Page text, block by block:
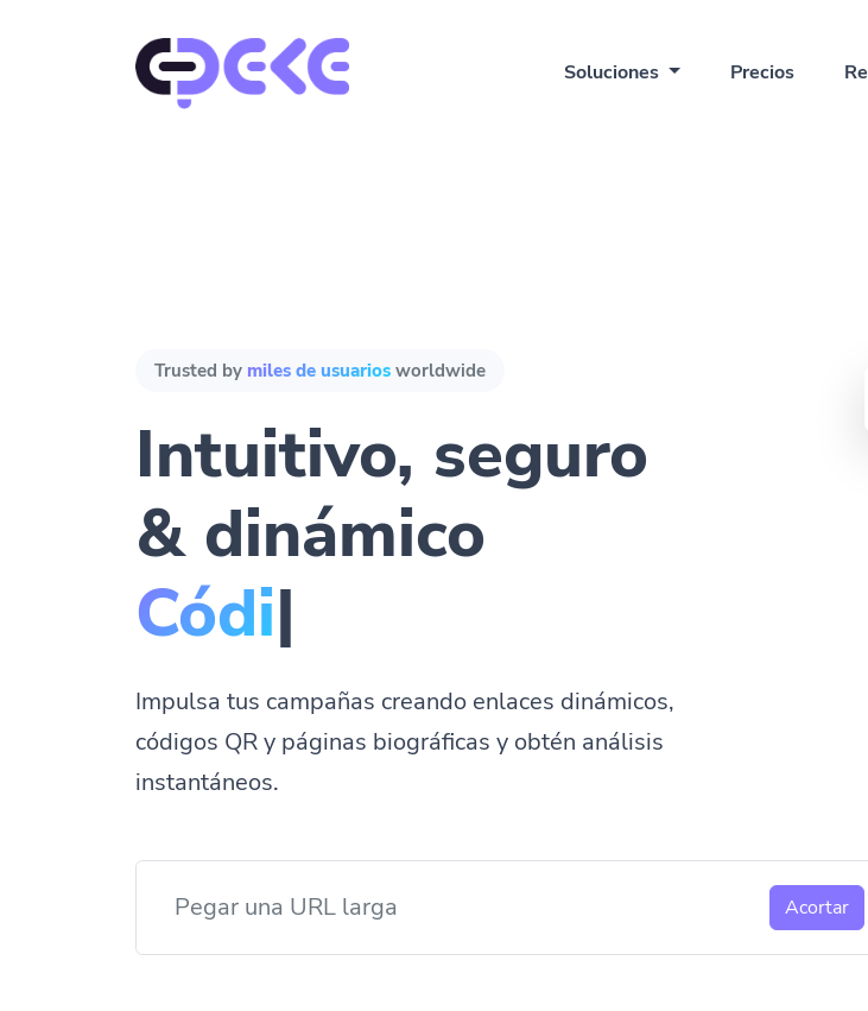
Soluciones Precios
Trusted by miles de usuarios worldwide
Intuitivo, seguro
& dinámico
Págin
Impulsa tus campañas creando enlaces dinámicos,
códigos QR y páginas biográficas y obtén análisis
instantáneos.
Acortar